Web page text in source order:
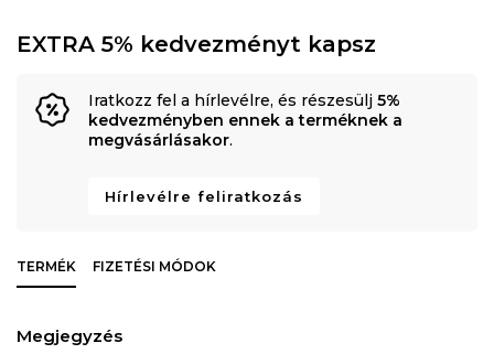
EXTRA 5% kedvezményt kapsz
Iratkozz fel a hírlevélre, és részesülj 5%
kedvezményben ennek a terméknek a
megvásárlásakor.
Hírlevélre feliratkozás
TERMÉK FIZETÉSI MÓDOK
Megjegyzés